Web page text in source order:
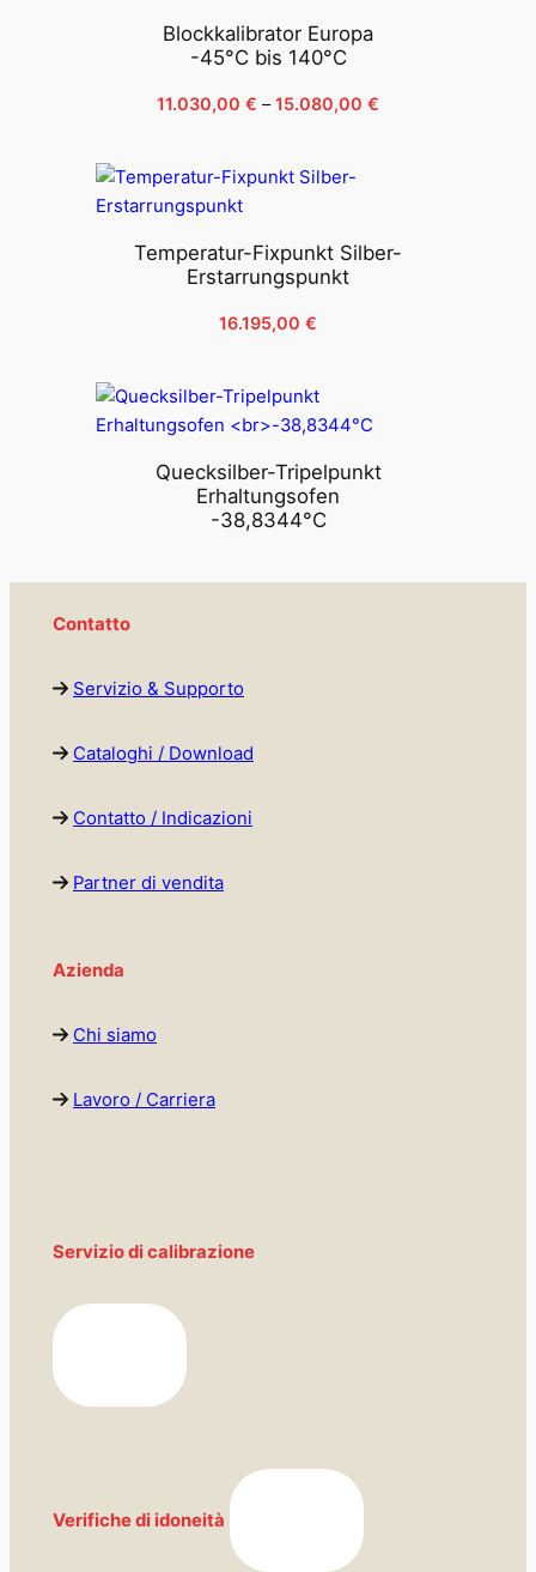
Blockkalibrator Europa
-45°C bis 140°C
11.030,00 € – 15.080,00 €
15.080,00 €
Temperatur-Fixpunkt Silber-
Erstarrungspunkt
16.195,00 €
Quecksilber-Tripelpunkt
Erhaltungsofen
-38,8344°C
Contatto
Servizio & Supporto
Cataloghi / Download
Contatto / Indicazioni
Partner di vendita
Azienda
Chi siamo
Lavoro / Carriera
Servizio di calibrazione
Verifiche di idoneità